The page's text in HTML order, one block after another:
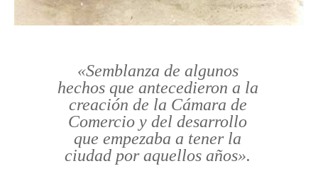
«Semblanza de algunos
hechos que antecedieron a la
creación de la Cámara de
Comercio y del desarrollo
que empezaba a tener la
ciudad por aquellos años».